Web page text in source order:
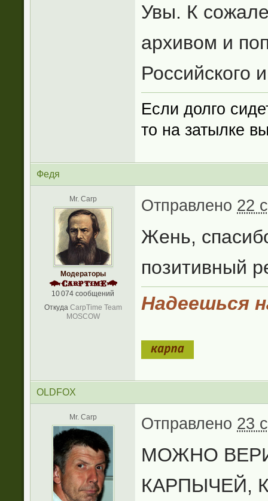
Увы. К
архивом и
Российского
Если долго
то на затылке
Федя
Mr. Carp
Модераторы
10 074 сообщений
Откуда CarpTime Team
MOSCOW
Отправлено 22
Жень,
позитивный
Надеешься
OLDFOX
Mr. Carp Отправлено 23
МОЖНО
КАРПЫЧЕЙ,